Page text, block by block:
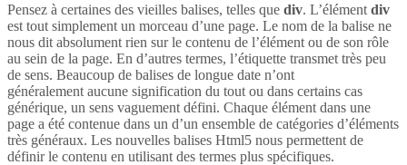
Pensez à certaines des vieilles balises, telles que div. L’élément div
est tout simplement un morceau d’une page. Le nom de la balise ne
nous dit absolument rien sur le contenu de l’élément ou de son rôle
au sein de la page. En d’autres termes, l’étiquette transmet très peu
de sens. Beaucoup de balises de longue date n’ont
généralement aucune signification du tout ou dans certains cas
générique, un sens vaguement défini. Chaque élément dans une
page a été contenue dans un d’un ensemble de catégories d’éléments
très généraux. Les nouvelles balises Html5 nous permettent de
définir le contenu en utilisant des termes plus spécifiques.